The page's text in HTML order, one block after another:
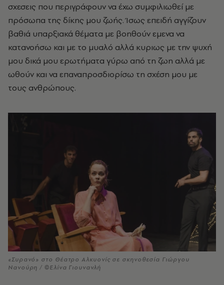
σχεσεις που περιγράφουν να έχω συμφιλιωθεί με
πρόσωπα της δίκης μου ζωής. Ίσως επειδή αγγίζουν
βαθιά υπαρξιακά θέματα με βοηθούν εμενα να
κατανοήσω και με το μυαλό αλλά κυριως με την ψυχή
μου δικά μου ερωτήματα γύρω από τη ζωη αλλά με
ωθούν και να επαναπροσδιορίσω τη σχέση μου με
τους ανθρώπους.
«Συρανό» στο Θέατρο Αλκυονίς σε σκηνοθεσία Γιώργου
Νανούρη / ©Ελίνα Γιουνανλή